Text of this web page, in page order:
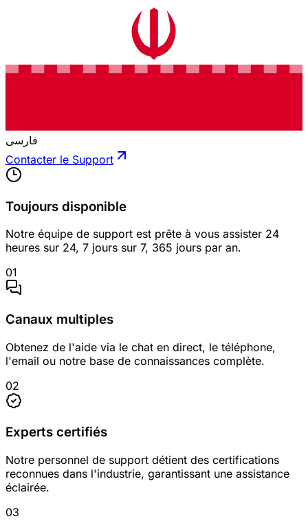
فارسی
Contacter le Support
Toujours disponible
Notre équipe de support est prête à vous assister 24
heures sur 24, 7 jours sur 7, 365 jours par an.
01
Canaux multiples
Obtenez de l'aide via le chat en direct, le téléphone,
l'email ou notre base de connaissances complète.
02
Experts certifiés
Notre personnel de support détient des certifications
reconnues dans l'industrie, garantissant une assistance
éclairée.
03